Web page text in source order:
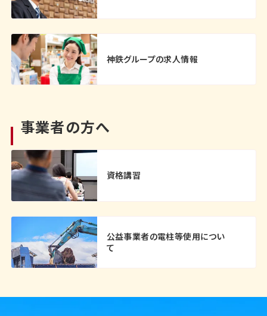
神鉄グループの求人情報
事業者の方へ
資格講習
公益事業者の電柱等使用につい
て